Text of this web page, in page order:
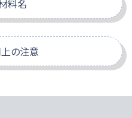
お好みの仕上がりにまとめる
熱を加えたくない食品への
、色、香り、栄養素をそこな
加熱調理した食品、熱を加え
が良い
料名
ンタンガム、カラギナン、ジェ
の注意